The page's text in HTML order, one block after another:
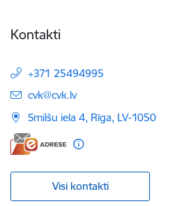
Kontakti
+371 25494995
E-pasts:
cvk@cvk.lv
Smilšu iela 4, Rīga, LV-1050
Visi kontakti